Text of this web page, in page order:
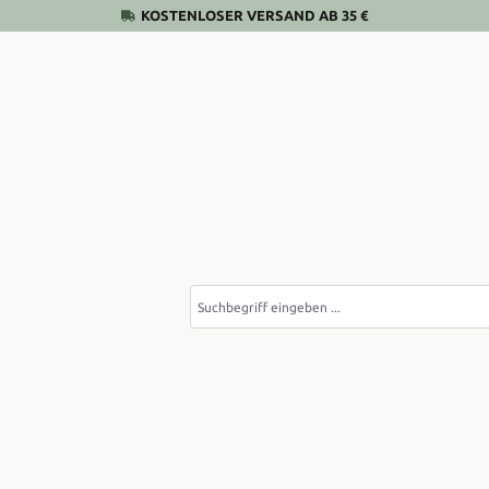
KOSTENLOSER VERSAND AB 35 €